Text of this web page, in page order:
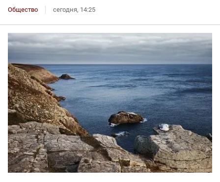
Общество сегодня, 14:25